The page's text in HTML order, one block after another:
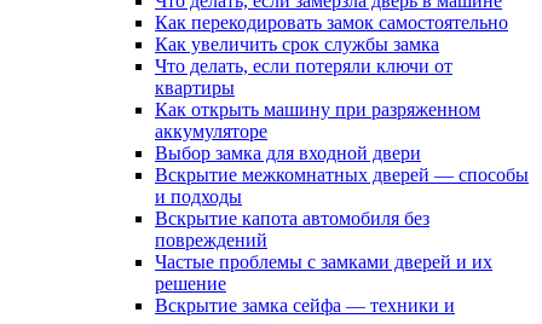
Как перекодировать замок самостоятельно
Как увеличить срок службы замка
Что делать, если потеряли ключи от
квартиры
Как открыть машину при разряженном
аккумуляторе
Выбор замка для входной двери
Вскрытие межкомнатных дверей — способы
и подходы
Вскрытие капота автомобиля без
повреждений
Частые проблемы с замками дверей и их
решение
Вскрытие замка сейфа — техники и